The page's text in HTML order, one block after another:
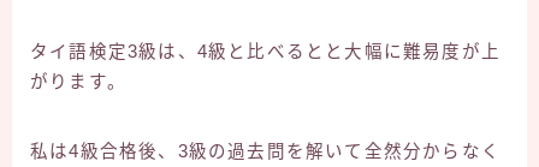
タイ語検定3級は、4級と比べるとと大幅に難易度が上
がります。
私は4級合格後、3級の過去問を解いて全然分からなく